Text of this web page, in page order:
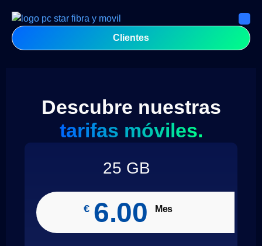
Clientes
Descubre nuestras
tarifas móviles.
25 GB
€ 6.00 Mes